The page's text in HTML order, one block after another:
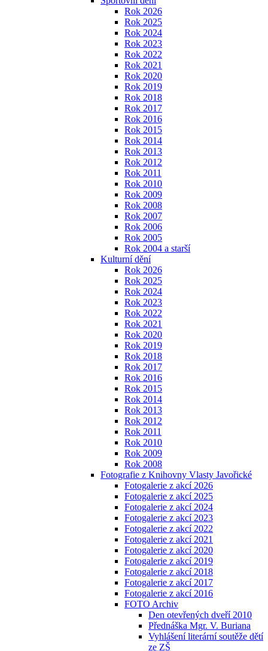
Rok 2026
Rok 2025
Rok 2024
Rok 2023
Rok 2022
Rok 2021
Rok 2020
Rok 2019
Rok 2018
Rok 2017
Rok 2016
Rok 2015
Rok 2014
Rok 2013
Rok 2012
Rok 2011
Rok 2010
Rok 2009
Rok 2008
Rok 2007
Rok 2006
Rok 2005
Rok 2004 a starší
Kulturní dění
Rok 2026
Rok 2025
Rok 2024
Rok 2023
Rok 2022
Rok 2021
Rok 2020
Rok 2019
Rok 2018
Rok 2017
Rok 2016
Rok 2015
Rok 2014
Rok 2013
Rok 2012
Rok 2011
Rok 2010
Rok 2009
Rok 2008
Fotografie z Knihovny Vlasty Javořické
Fotogalerie z akcí 2026
Fotogalerie z akcí 2025
Fotogalerie z akcí 2024
Fotogalerie z akcí 2023
Fotogalerie z akcí 2022
Fotogalerie z akcí 2021
Fotogalerie z akcí 2020
Fotogalerie z akcí 2019
Fotogalerie z akcí 2018
Fotogalerie z akcí 2017
Fotogalerie z akcí 2016
FOTO Archiv
Den otevřených dveří 2010
Přednáška Mgr. V. Buriana
Vyhlášení literární soutěže dětí
ze ZŠ